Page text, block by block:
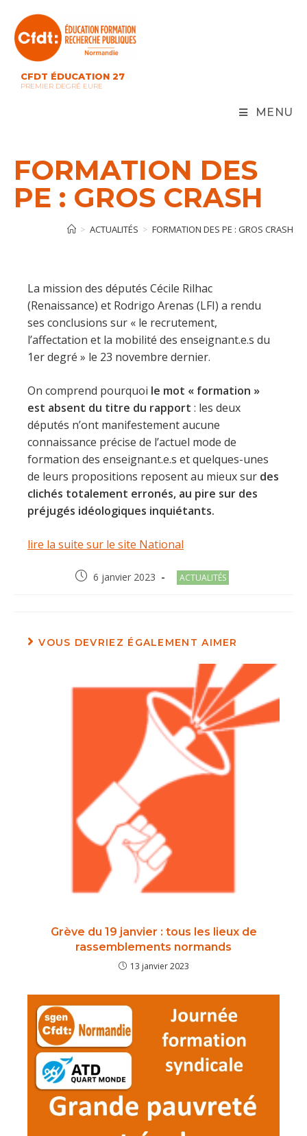
content
CFDT ÉDUCATION 27
PREMIER DEGRÉ EURE
MENU
FORMATION DES
PE : GROS CRASH
> ACTUALITÉS > FORMATION DES PE : GROS CRASH
La mission des députés Cécile Rilhac
(Renaissance) et Rodrigo Arenas (LFI) a rendu
ses conclusions sur « le recrutement,
l’affectation et la mobilité des enseignant.e.s du
1er degré » le 23 novembre dernier.
On comprend pourquoi le mot « formation »
est absent du titre du rapport : les deux
députés n’ont manifestement aucune
connaissance précise de l’actuel mode de
formation des enseignant.e.s et quelques-unes
de leurs propositions reposent au mieux sur des
clichés totalement erronés, au pire sur des
préjugés idéologiques inquiétants.
lire la suite sur le site National
Post6 janvier 2023
Post
ACTUALITÉS
VOUS DEVRIEZ ÉGALEMENT AIMER
Grève du 19 janvier : tous les lieux de
rassemblements normands
13 janvier 2023